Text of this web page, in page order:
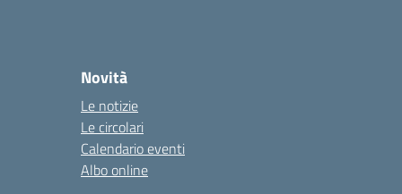
Novità
Le notizie
Le circolari
Calendario eventi
Albo online